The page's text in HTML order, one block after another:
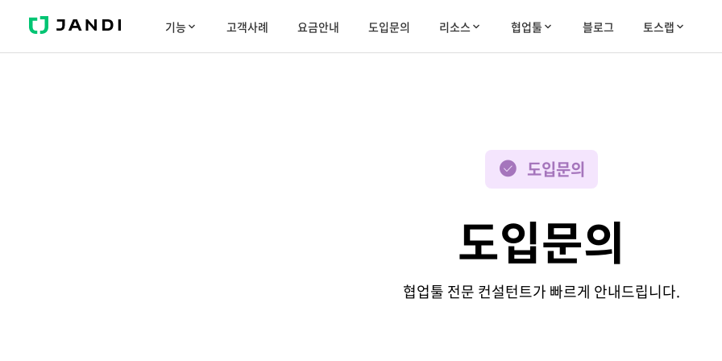
J
N
기능 고객사례 요금안내 도입문의 리소스 협업툴 블로그 토스랩
도입문의
도입문의
협업툴 전문 컨설턴트가 빠르게 안내드립니다.